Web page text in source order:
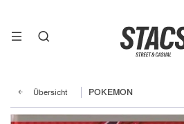
Übersicht POKEMON